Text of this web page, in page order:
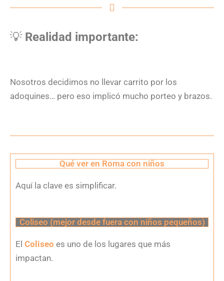
💡 Realidad importante:
Nosotros decidimos no llevar carrito por los
adoquines… pero eso implicó mucho porteo y brazos.
Qué ver en Roma con niños
Aquí la clave es simplificar.
Coliseo (mejor desde fuera con niños pequeños)
El Coliseo es uno de los lugares que más
impactan.